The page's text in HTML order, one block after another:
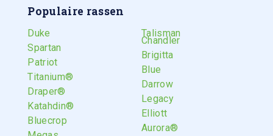
Populaire rassen
Duke
Spartan
Patriot
Titanium®
Draper®
Katahdin®
Bluecrop
Talisman
Chandler
Brigitta
Blue
Darrow
Legacy
Elliott
Aurora®